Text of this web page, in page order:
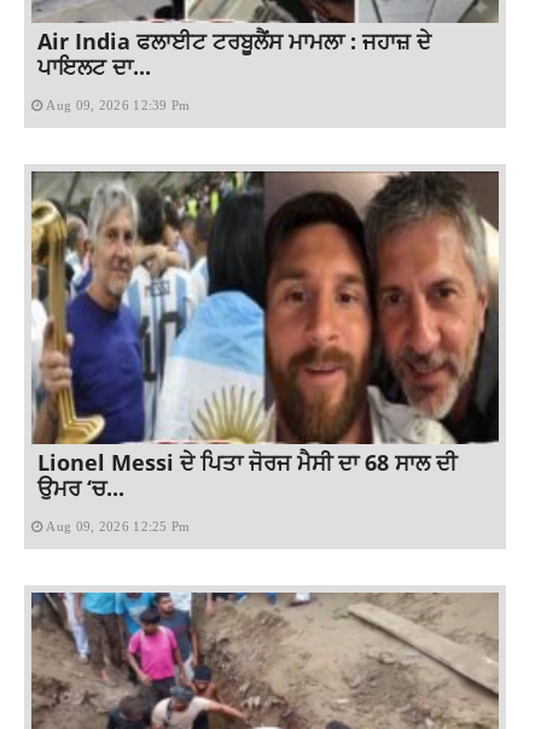
Air India ਫਲਾਈਟ ਟਰਬੂਲੈਂਸ ਮਾਮਲਾ : ਜਹਾਜ਼ ਦੇ
ਪਾਇਲਟ ਦਾ...
Aug 09, 2026 12:39 Pm
Lionel Messi ਦੇ ਪਿਤਾ ਜੋਰਜ ਮੈਸੀ ਦਾ 68 ਸਾਲ ਦੀ
ਉਮਰ ‘ਚ...
Aug 09, 2026 12:25 Pm